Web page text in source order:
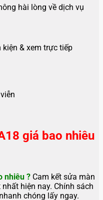
hài lòng về dịch vụ
& xem trực tiếp
giá bao nhiêu
nhiêu ? Cam kết sửa màn
hiện nay. Chính sách
chóng lấy ngay.